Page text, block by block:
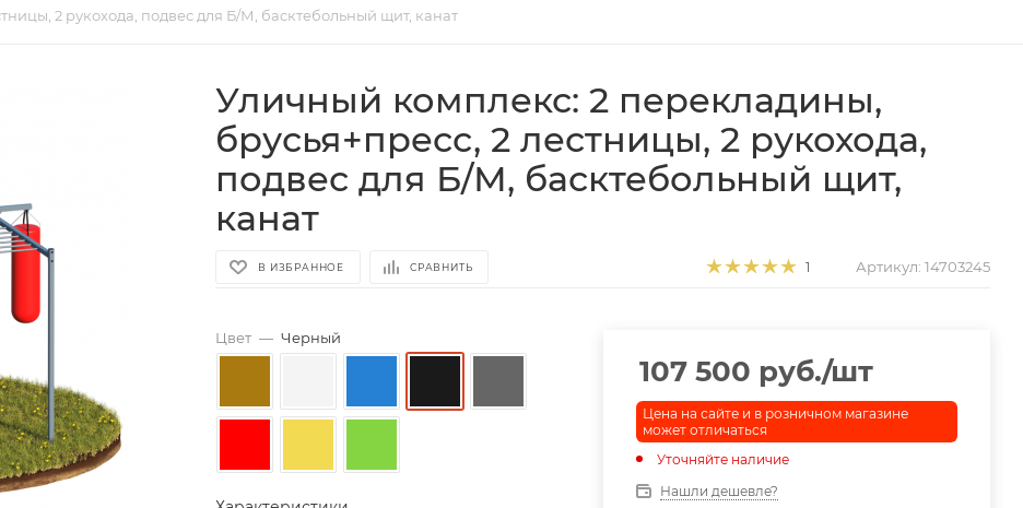
2 рукохода, подвес для Б/М, басктебольный щит, канат
Уличный комплекс: 2 перекладины,
брусья+пресс, 2 лестницы, 2 рукохода,
подвес для Б/М, басктебольный щит,
канат
В ИЗБРАННОЕ СРАВНИТЬ 1 Артикул: 14703245
Цвет — Черный
107 500 руб./шт
Цена на сайте и в розничном магазине
может отличаться
Уточняйте наличие
Нашли дешевле?